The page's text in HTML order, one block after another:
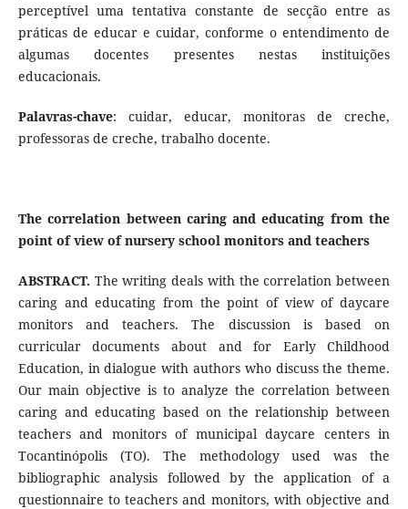
perceptível uma tentativa constante de secção entre as
práticas de educar e cuidar, conforme o entendimento de
algumas docentes presentes nestas instituições
educacionais.
Palavras-chave: cuidar, educar, monitoras de creche,
professoras de creche, trabalho docente.
The correlation between caring and educating from the
point of view of nursery school monitors and teachers
ABSTRACT. The writing deals with the correlation between
caring and educating from the point of view of daycare
monitors and teachers. The discussion is based on
curricular documents about and for Early Childhood
Education, in dialogue with authors who discuss the theme.
Our main objective is to analyze the correlation between
caring and educating based on the relationship between
teachers and monitors of municipal daycare centers in
Tocantinópolis (TO). The methodology used was the
bibliographic analysis followed by the application of a
questionnaire to teachers and monitors, with objective and